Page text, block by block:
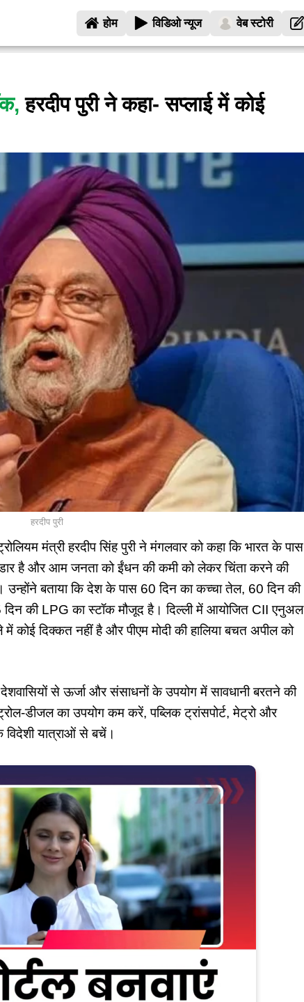
होम विडिओ न्यूज वेब स्टोरी
हरदीप पुरी ने कहा- सप्लाई में कोई
हरदीप पुरी
मंत्री हरदीप सिंह पुरी ने मंगलवार को कहा कि भारत के पास
है और आम जनता को ईंधन की कमी को लेकर चिंता करने की
बताया कि देश के पास 60 दिन का कच्चा तेल, 60 दिन की
की LPG का स्टॉक मौजूद है। दिल्ली में आयोजित CII एनुअल
कोई दिक्कत नहीं है और पीएम मोदी की हालिया बचत अपील को
देशवासियों से ऊर्जा और संसाधनों के उपयोग में सावधानी बरतने की
डीजल का उपयोग कम करें, पब्लिक ट्रांसपोर्ट, मेट्रो और
यात्राओं से बचें।